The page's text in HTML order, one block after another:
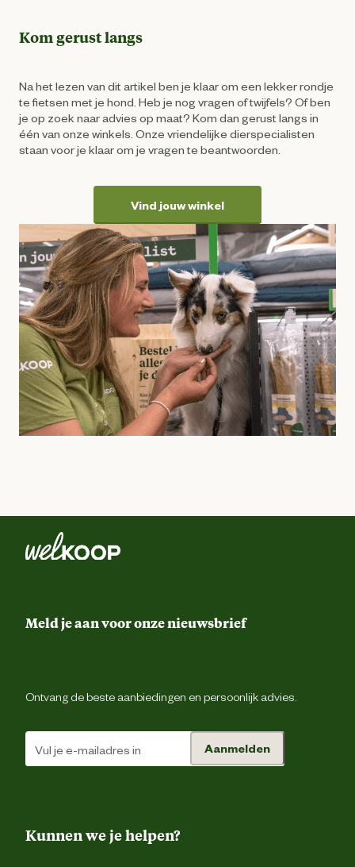
Kom gerust langs
Na het lezen van dit artikel ben je klaar om een lekker rondje
te fietsen met je hond. Heb je nog vragen of twijfels? Of ben
je op zoek naar advies op maat? Kom dan gerust langs in
één van onze winkels. Onze vriendelijke dierspecialisten
staan voor je klaar om je vragen te beantwoorden.
Vind jouw winkel
Meld je aan voor onze nieuwsbrief
Ontvang de beste aanbiedingen en persoonlijk advies.
Aanmelden
Kunnen we je helpen?